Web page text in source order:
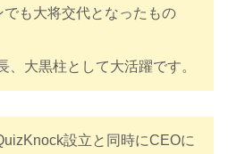
も大将交代となったもの
大黒柱として大活躍です。
設立と同時にCEOに